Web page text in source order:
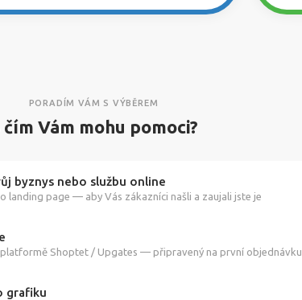
PORADÍM VÁM S VÝBĚREM
čím Vám mohu pomoci?
byznys nebo službu online
landing page — aby Vás zákazníci našli a zaujali jste je
platformě Shoptet / Upgates — připravený na první objednávku
grafiku